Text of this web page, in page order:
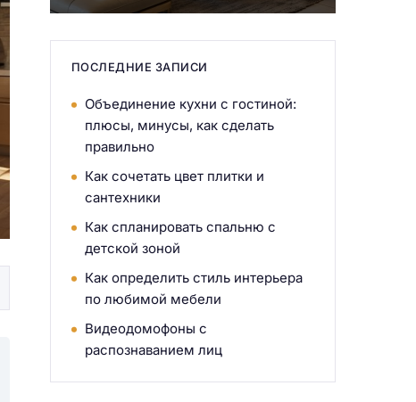
ПОСЛЕДНИЕ ЗАПИСИ
Объединение кухни с гостиной:
плюсы, минусы, как сделать
правильно
Как сочетать цвет плитки и
сантехники
Как спланировать спальню с
детской зоной
Как определить стиль интерьера
по любимой мебели
Видеодомофоны с
распознаванием лиц